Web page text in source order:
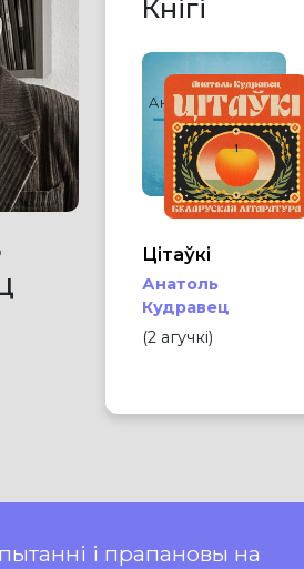
Кнігі
Анатоль Кудравец
ЦІТАЎКІ
Цітаўкі
Анатоль
Кудравец
(2 агучкі)
і прапановы на